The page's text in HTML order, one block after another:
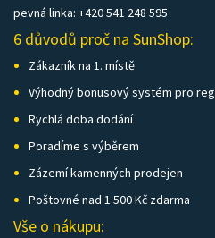
pevná linka: +420 541 248 595
6 důvodů proč na SunShop:
Zákazník na 1. místě
Výhodný bonusový systém pro
Rychlá doba dodání
Poradíme s výběrem
Zázemí kamenných prodejen
Poštovné nad 1 500 Kč zdarma
Vše o nákupu: